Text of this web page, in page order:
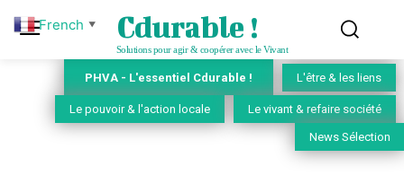
Cdurable !
Solutions pour agir & coopérer avec le Vivant
PHVA - L'essentiel Cdurable ! L'être & les liens
Le pouvoir & l'action locale Le vivant & refaire société
News Sélection
French ▼